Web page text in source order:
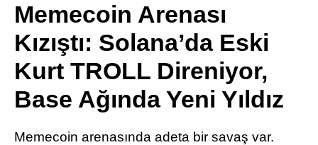
Youtube
TikTok
Pinterest
Memecoin Arenası
Kızıştı: Solana’da Eski
Kurt TROLL Direniyor,
Base Ağında Yeni Yıldız
Memecoin arenasında adeta bir savaş var.